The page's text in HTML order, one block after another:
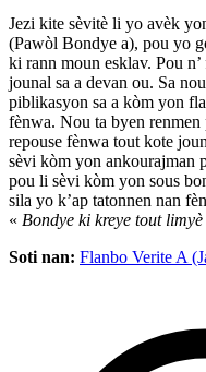
Jezi kite sèvitè li yo avèk
(Pawòl Bondye a), pou yo
ki rann moun esklav. Pou
jounal sa a devan ou. Sa
piblikasyon sa a kòm yon
fènwa. Nou ta byen
repouse fènwa tout kote
sèvi kòm yon ankourajman
pou li sèvi kòm yon sous
sila yo k’ap tatonnen nan
« Bondye ki kreye tout limyè
Soti nan: Flanbo Verite A